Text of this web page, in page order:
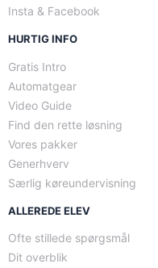
Insta & Facebook
HURTIG INFO
Gratis Intro
Automatgear
Video Guide
Find den rette løsning
Vores pakker
Generhverv
Særlig køreundervisning
ALLEREDE ELEV
Ofte stillede spørgsmål
Dit overblik